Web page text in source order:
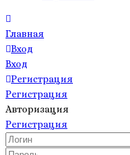
Главная
Вход
Вход
Регистрация
Регистрация
Авторизация
Регистрация